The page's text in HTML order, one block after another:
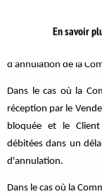
Le Vendeur informe
interviendra avec du
d'annulation de la
Dans le cas où la
réception par le
bloquée et le
débitées dans un
d'annulation.
Dans le cas où la
En savoir